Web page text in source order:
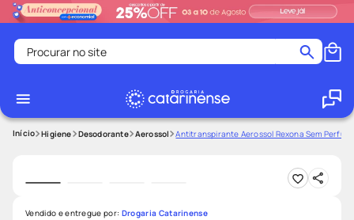
Procurar no site
1
2º
medley
4º
shampoo
5º
tadalafila
Higiene Desodorante Aerossol Antitranspirante Aerossol Rexona Sem
Vendido e entregue por: Drogaria Catarinense